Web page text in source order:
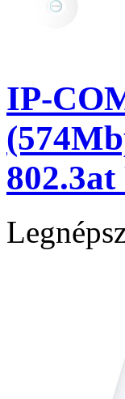
IP-